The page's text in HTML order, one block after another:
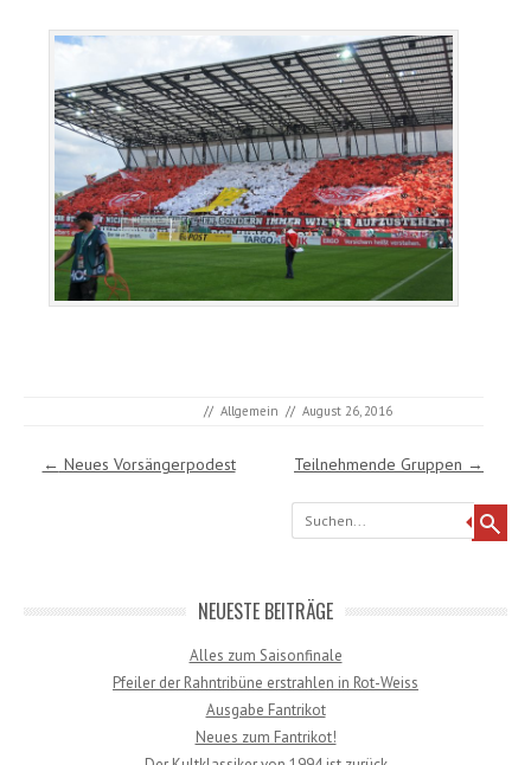
// Allgemein // August 26, 2016
Post navigation
← Neues Vorsängerpodest Teilnehmende Gruppen →
Search
NEUESTE BEITRÄGE
Alles zum Saisonfinale
Pfeiler der Rahntribüne erstrahlen in Rot-Weiss
Ausgabe Fantrikot
Neues zum Fantrikot!